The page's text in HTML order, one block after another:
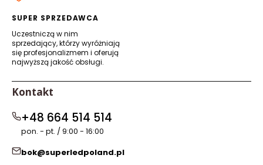
SUPER SPRZEDAWCA
Uczestniczą w nim
sprzedający, którzy wyróżniają
się profesjonalizmem i oferują
najwyższą jakość obsługi.
Kontakt
+48 664 514 514
pon. - pt. / 9:00 - 16:00
bok@superledpoland.pl